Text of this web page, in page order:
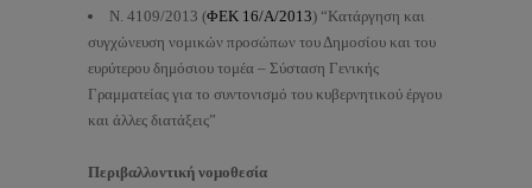
N. 4109/2013 (ΦΕΚ 16/Α/2013) “Κατάργηση και
συγχώνευση νομικών προσώπων του Δημοσίου και του
ευρύτερου δημόσιου τομέα – Σύσταση Γενικής
Γραμματείας για το συντονισμό του κυβερνητικού έργου
και άλλες διατάξεις”
Περιβαλλοντική νομοθεσία